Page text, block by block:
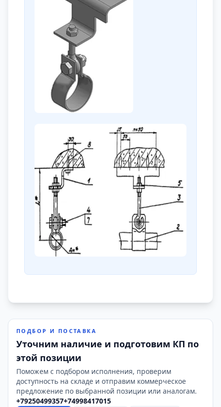
ПОДБОР И ПОСТАВКА
Уточним наличие и подготовим КП по
этой позиции
Поможем с подбором исполнения, проверим
доступность на складе и отправим коммерческое
предложение по выбранной позиции или аналогам.
+79250499357+74998417015